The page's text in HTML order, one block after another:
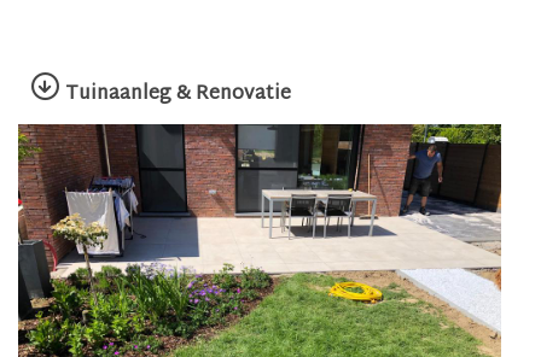
Tuinaanleg & Renovatie